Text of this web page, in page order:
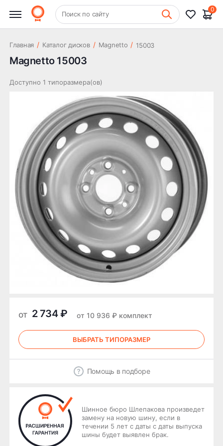
+7 (831) 261-35-35 Шиномонтаж
Поиск по сайту
0
Главная / Каталог дисков / Magnetto / 15003
Magnetto 15003
Доступно 1 типоразмера(ов)
от 2 734 ₽ от 10 936 ₽ комплект
ВЫБРАТЬ ТИПОРАЗМЕР
Помощь в подборе
Шинное бюро Шлепакова произведет
замену на новую шину, если в
течении 5 лет с даты с даты выпуска
шины будет выявлен брак.